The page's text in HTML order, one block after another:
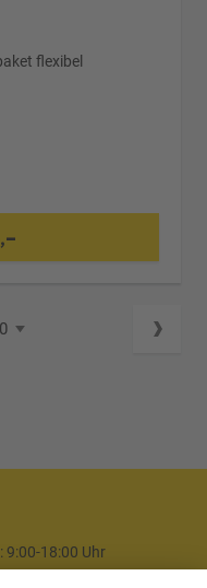
flexibel
9:00-18:00 Uhr